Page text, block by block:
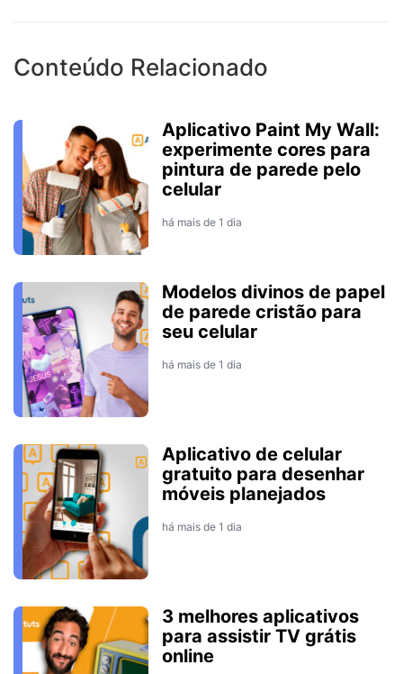
Conteúdo Relacionado
Aplicativo Paint My Wall:
experimente cores para
pintura de parede pelo
celular
há mais de 1 dia
Modelos divinos de papel
de parede cristão para
seu celular
há mais de 1 dia
Aplicativo de celular
gratuito para desenhar
móveis planejados
há mais de 1 dia
3 melhores aplicativos
para assistir TV grátis
online